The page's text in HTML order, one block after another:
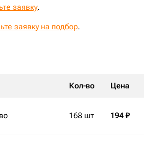
заявку.
заявку на подбор.
Кол-во Цена
168 шт 194 ₽